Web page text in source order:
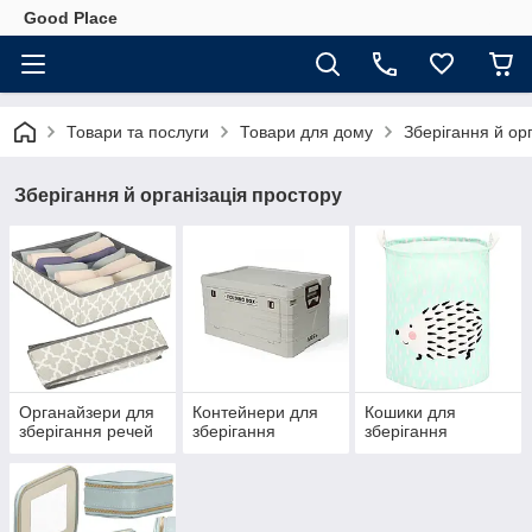
Good Place
Товари та послуги Товари для дому Зберігання й
Зберігання й організація простору
Органайзери для
зберігання речей
Контейнери для
зберігання
Кошики для
зберігання